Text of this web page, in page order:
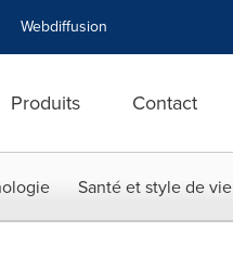
Webdiffusion
Produits Contact
Santé et style de vie